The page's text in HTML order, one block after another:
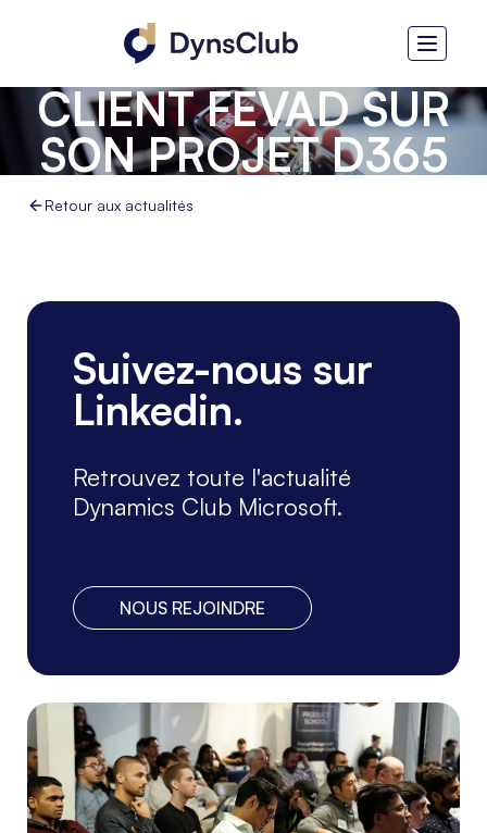
SYMELIA - RETOUR
D’EXPÉRIENCE
CLIENT FEVAD SUR
SON PROJET D365
CUSTOMER
Retour aux actualités
Suivez-nous sur
Linkedin.
Retrouvez toute l'actualité
Dynamics Club Microsoft.
NOUS REJOINDRE